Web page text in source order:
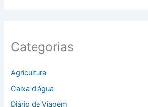
Categorias
Agricultura
Caixa d'água
Diário de Viagem